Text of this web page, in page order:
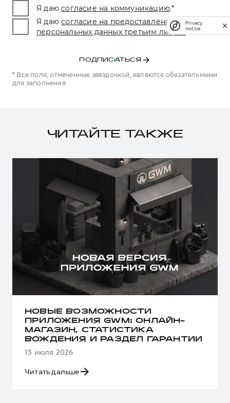
Я даю согласие на коммуникацию.*
Я даю согласие на предоставление
персональных данных третьим лицам.*
ПОДПИСАТЬСЯ
* Все поля, отмеченные звездочкой, являются обязательными
для заполнения.
ЧИТАЙТЕ ТАКЖЕ
НОВЫЕ ВОЗМОЖНОСТИ
ПРИЛОЖЕНИЯ GWM: ОНЛАЙН-
МАГАЗИН, СТАТИСТИКА
ВОЖДЕНИЯ И РАЗДЕЛ ГАРАНТИИ
13 июля 2026
Читать дальше
Privacy
notice